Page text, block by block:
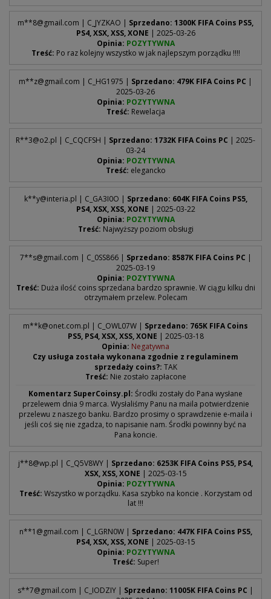
m**8@gmail.com | C_JYZKAO | Sprzedano: 1300K FIFA Coins PS5,
PS4, XSX, XSS, XONE | 2025-03-26
Opinia: POZYTYWNA
Treść: Po raz kolejny wszystko w jak najlepszym porządku !!!!
m**z@gmail.com | C_HG1975 | Sprzedano: 479K FIFA Coins PC |
2025-03-26
Opinia: POZYTYWNA
Treść: Rewelacja
R**3@o2.pl | C_CQCFSH | Sprzedano: 1732K FIFA Coins PC | 2025-
03-24
Opinia: POZYTYWNA
Treść: elegancko
k**y@interia.pl | C_GA3I0O | Sprzedano: 604K FIFA Coins PS5,
PS4, XSX, XSS, XONE | 2025-03-22
Opinia: POZYTYWNA
Treść: Najwyższy poziom obsługi
7**s@gmail.com | C_0SS866 | Sprzedano: 8587K FIFA Coins PC |
2025-03-19
Opinia: POZYTYWNA
Treść: Duża ilość coins sprzedana bardzo sprawnie. W ciągu kilku dni
otrzymałem przelew. Polecam
m**k@onet.com.pl | C_OWL07W | Sprzedano: 765K FIFA Coins
PS5, PS4, XSX, XSS, XONE | 2025-03-18
Opinia: Negatywna
Czy usługa została wykonana zgodnie z regulaminem
sprzedaży coins?: TAK
Treść: Nie zostało zapłacone
Komentarz SuperCoinsy.pl: Środki zostały do Pana wysłane
przelewem dnia 9 marca. Wysłaliśmy Panu na maila potwierdzenie
przelewu z naszego banku. Bardzo prosimy o sprawdzenie e-maila i
jeśli coś się nie zgadza, to napisanie nam. Środki powinny być na
Pana koncie.
j**8@wp.pl | C_Q5V8WY | Sprzedano: 6253K FIFA Coins PS5, PS4,
XSX, XSS, XONE | 2025-03-15
Opinia: POZYTYWNA
Treść: Wszystko w porządku. Kasa szybko na koncie . Korzystam od
lat !!!
n**1@gmail.com | C_LGRN0W | Sprzedano: 447K FIFA Coins PS5,
PS4, XSX, XSS, XONE | 2025-03-15
Opinia: POZYTYWNA
Treść: Super!
s**7@gmail.com | C_IODZIY | Sprzedano: 11005K FIFA Coins PC |